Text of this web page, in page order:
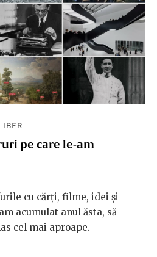
pe care le-am
cu cărți, filme, idei și
acumulat anul ăsta, să
cel mai aproape.